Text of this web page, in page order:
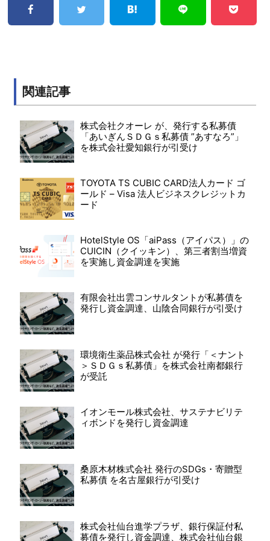
関連記事
株式会社クオーレ が、発行する私募債
「あいぎんＳＤＧｓ私募債 ”あすなろ”」
を株式会社愛知銀行が引受け
TOYOTA TS CUBIC CARD法人カード ゴ
ールド – Visa 法人ビジネスクレジットカ
ード
HotelStyle OS「aiPass（アイパス）」の
CUICIN（クイッキン）、第三者割当増資
を実施し資金調達を実施
有限会社出雲コンサルタントが私募債を
発行し資金調達、山陰合同銀行が引受け
環境衛生薬品株式会社 が発行「＜ナント
＞ＳＤＧｓ私募債」を株式会社南都銀行
が受託
イオンモール株式会社、サステナビリテ
ィボンドを発行し資金調達
桑原木材株式会社 発行のSDGs・寄贈型
私募債 を名古屋銀行が引受け
株式会社仙台進学プラザ、銀行保証付私
募債を発行し資金調達、株式会社仙台銀